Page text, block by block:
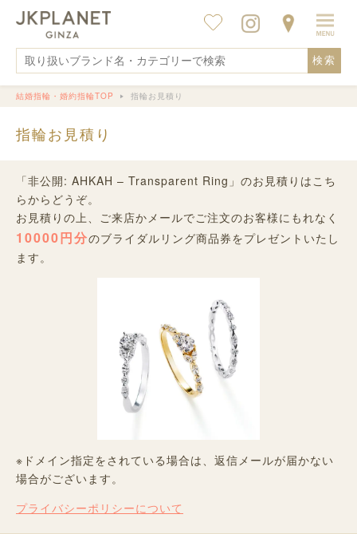
検索
結婚指輪・婚約指輪TOP 指輪お見積り
指輪お見積り
「非公開: AHKAH – Transparent Ring」のお見積りはこち
らからどうぞ。
お見積りの上、ご来店かメールでご注文のお客様にもれなく
10000円分のブライダルリング商品券をプレゼントいたし
ます。
※ドメイン指定をされている場合は、返信メールが届かない
場合がございます。
プライバシーポリシーについて